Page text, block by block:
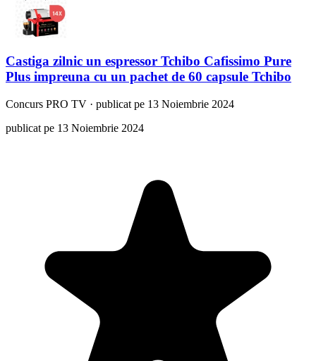
Castiga zilnic un espressor Tchibo Cafissimo Pure
Plus impreuna cu un pachet de 60 capsule Tchibo
Concurs PRO TV · publicat pe 13 Noiembrie 2024
publicat pe 13 Noiembrie 2024